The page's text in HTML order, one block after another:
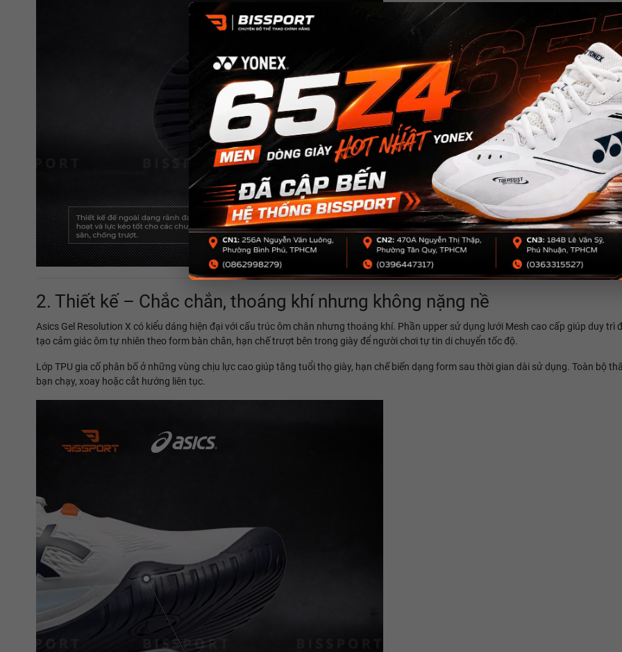
2. Thiết kế – Chắc chắn, thoáng khí nhưng không nặng nề
Asics Gel Resolution X có kiểu dáng hiện đại với cấu trúc ôm chân nhưng thoáng khí. Phần upper sử dụng lưới Mesh cao cấp giúp duy
tạo cảm giác ôm tự nhiên theo form bàn chân, hạn chế trượt bên trong giày để người chơi tự tin di chuyển tốc độ.
Lớp TPU gia cố phân bố ở những vùng chịu lực cao giúp tăng tuổi thọ giày, hạn chế biến dạng form sau thời gian dài sử dụng. Toàn bộ
bạn chạy, xoay hoặc cắt hướng liên tục.